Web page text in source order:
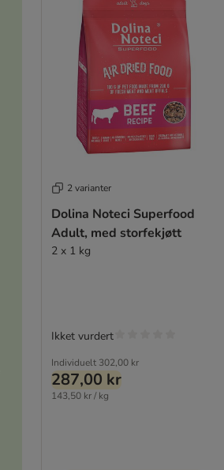
2 varianter
Dolina Noteci Superfood
Adult, med storfekjøtt
2 x 1 kg
Individuelt 302,00 kr
287,00 kr
143,50 kr / kg
Ikket vurdert